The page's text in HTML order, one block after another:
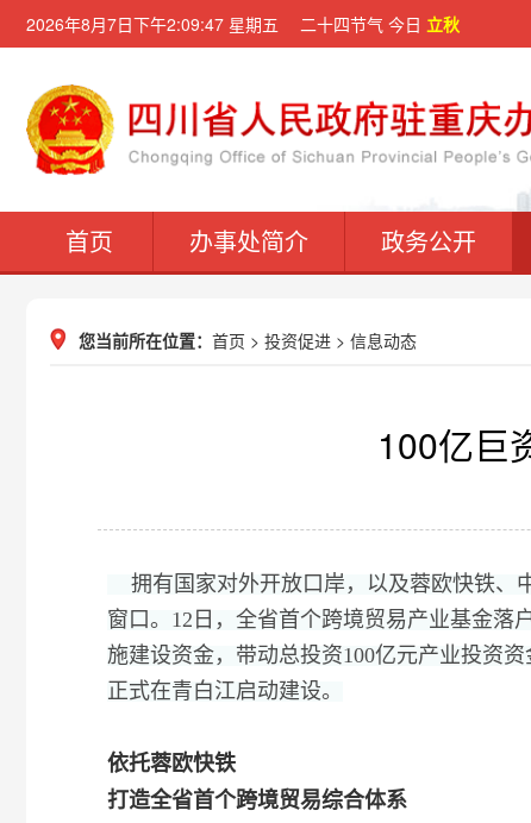
2026年8月7日下午2:09:47 星期五 二十四节气 今日 立秋
首页 办事处简介 政务公开
您当前所在位置： 首页 > 投资促进 > 信息动态
100亿巨
拥有国家对外开放口岸， 以及蓉欧快铁、
窗口。 12日， 全省首个跨境贸易产业基金落
施建设资金， 带动总投资100亿元产业投资资
正式在青白江启动建设。
依托蓉欧快铁
打造全省首个跨境贸易综合体系